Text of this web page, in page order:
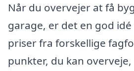
Når du overvejer at få
garage, er det en god
priser fra forskellige
punkter, du kan